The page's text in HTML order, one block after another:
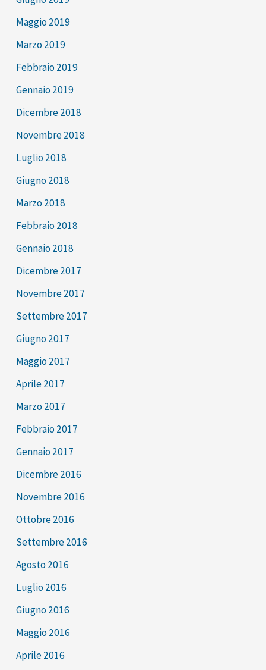
Maggio 2019
Marzo 2019
Febbraio 2019
Gennaio 2019
Dicembre 2018
Novembre 2018
Luglio 2018
Giugno 2018
Marzo 2018
Febbraio 2018
Gennaio 2018
Dicembre 2017
Novembre 2017
Settembre 2017
Giugno 2017
Maggio 2017
Aprile 2017
Marzo 2017
Febbraio 2017
Gennaio 2017
Dicembre 2016
Novembre 2016
Ottobre 2016
Settembre 2016
Agosto 2016
Luglio 2016
Giugno 2016
Maggio 2016
Aprile 2016